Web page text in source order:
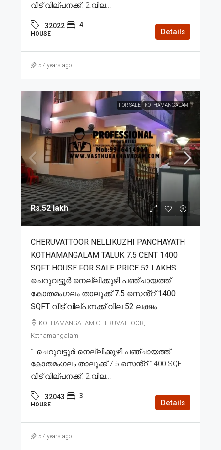
വീട് വില്പനക്ക്. 2.വില...
32022 4
HOUSE Details
57 years ago
FOR SALE KOTHAMANGALAM
Rs.52 lakh
CHERUVATTOOR NELLIKUZHI PANCHAYATH
KOTHAMANGALAM TALUK 7.5 CENT 1400
SQFT HOUSE FOR SALE PRICE 52 LAKHS
ചെറുവട്ടൂർ നെല്ലിക്കുഴി പഞ്ചായത്ത്
കോതമംഗലം താലൂക്ക് 7.5 സെൻ്റ് 1400
SQFT വീട് വില്പനക്ക് വില 52 ലക്ഷം
KOTHAMANGALAM,CHERUVATTOOR,
Kothamangalam
1.ചെറുവട്ടൂർ നെല്ലിക്കുഴി പഞ്ചായത്ത്
കോതമംഗലം താലൂക്ക് 7.5 സെൻ്റ് 1400 SQFT
വീട് വില്പനക്ക്. 2.വില...
32043 3
HOUSE Details
57 years ago